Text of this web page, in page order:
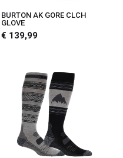
BURTON AK GORE CLCH
GLOVE
€ 139,99